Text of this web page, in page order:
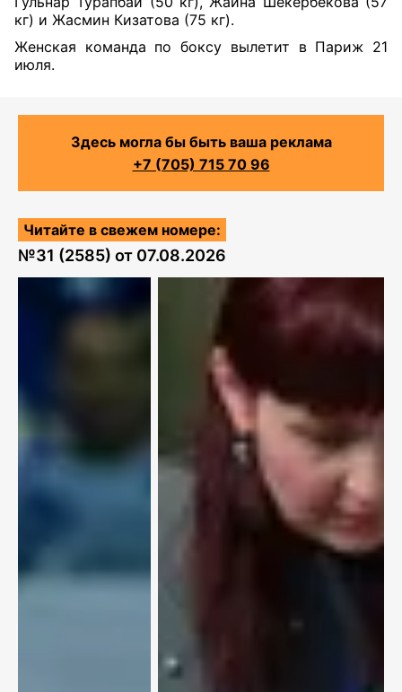
кг) и Жасмин Кизатова (75 кг).
Женская команда по боксу вылетит в Париж 21
июля.
Здесь могла бы быть ваша реклама
+7 (705) 715 70 96
Читайте в свежем номере:
№31 (2585) от 07.08.2026